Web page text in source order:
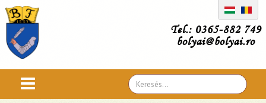
Tel.: 0365-882 749
bolyai@bolyai.ro
Search
...